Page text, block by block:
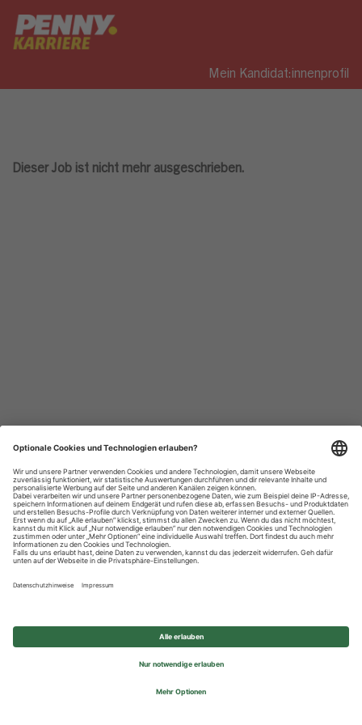
Mein Kandidat:innenprofil
Dieser Job ist nicht mehr ausgeschrieben.
Datenschutzhinweise
Impressum
Privatsphäre-Einstellungen
© 2026 REWE Group - All rights reserved